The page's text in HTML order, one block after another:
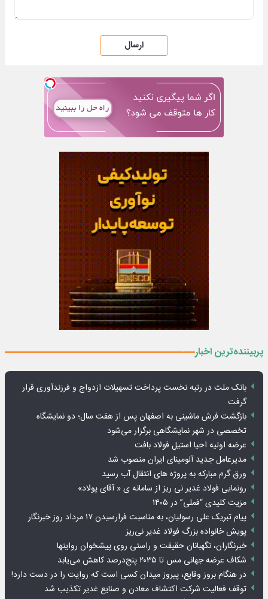
ارسال
پربیننده‌ترین اخبار
بانک ملت در رتبه نخست پرداخت تسهیلات ازدواج و فرزندآوری قرار
گرفت
بازگشت فرش ماشینی به اصفهان پس از هفت سال؛ دو نمایشگاه
تخصصی در شهر نمایشگاهی برگزار می‌شود
عرضه اولیه احیا استیل فولاد بافت
مدیرعامل جدید آلومینای ایران منصوب شد
ورق گرم مبارکه به پروژه های انتقال آب رسید
رونمایی فولاد غدیر نی ریز از سامانه ی « آقای پولاد»
مزیت کلیدی “فملی” در ۱۴۰۵
پیام تبریک علی رسولیان، به مناسبت فرارسیدن ۱۷ مرداد روز خبرنگار
پویش خانواده بزرگ فولاد غدیر نی‌ریز
خبرنگاران، نگهبانان حقیقت و راستی روی پیشخوان روایت­ها
شکاف عرضه جهانی مس تا ۲۰۳۵ پنج‌درصد کاهش می‌یابد
در هنگام بروز وقایع، پیروز میدان کسی است که روایت را در دست دارد!
توقف فعالیت شرکت اکتشاف معادن و صنایع غدیر تکذیب شد